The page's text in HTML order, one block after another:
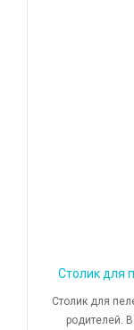
Столик для
Столик для
родителей.